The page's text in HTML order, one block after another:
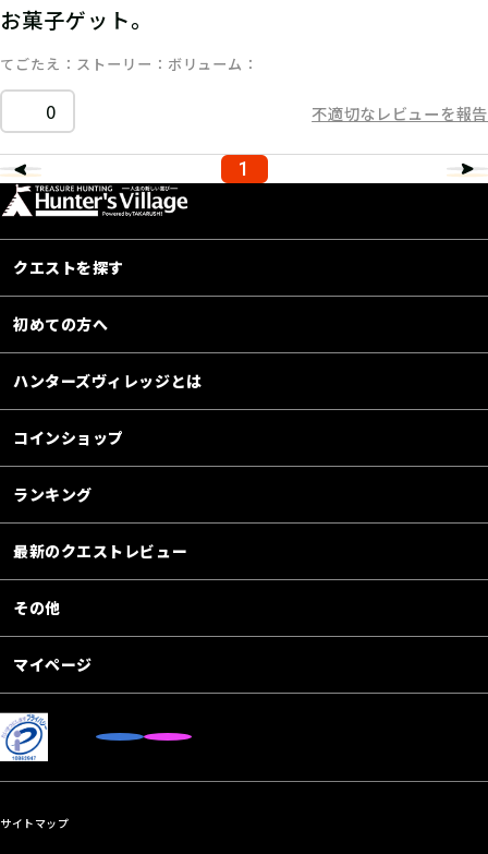
お菓子ゲット。
てごたえ ストーリー ボリューム
0 不適切なレビューを報告
1
クエストを探す
初めての方へ
ハンターズヴィレッジとは
コインショップ
ランキング
最新のクエストレビュー
その他
マイページ
サイトマップ